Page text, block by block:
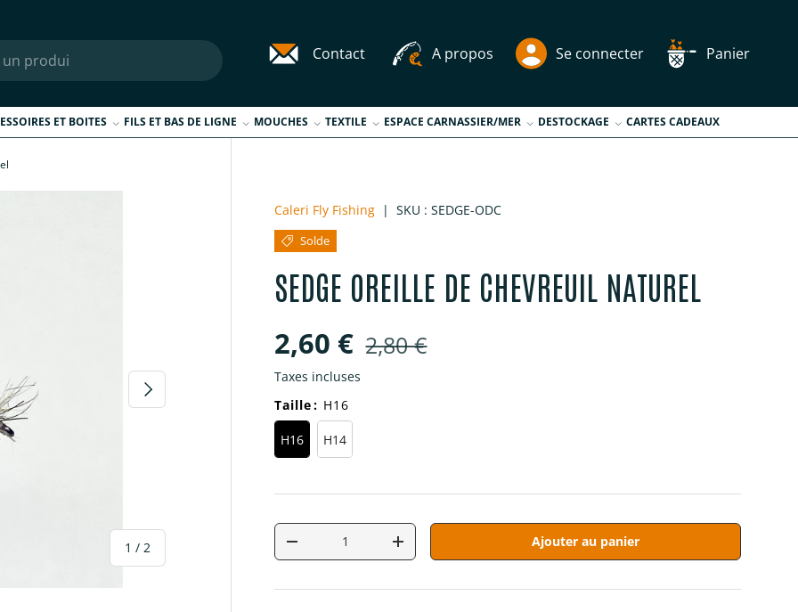
Contact A propos Se connecter Panier
ET BOITES FILS ET BAS DE LIGNE MOUCHES TEXTILE ESPACE CARNASSIER/MER DESTOCKAGE CARTES CADEAUX
1 /de
2
Suivant
Caleri Fly Fishing |SKU : SEDGE-ODC
Solde
SEDGE OREILLE DE CHEVREUIL NATUREL
Prix soldé
2,60 € Prix habituel
2,80 €
Taxes incluses
Taille: H16
H16 H14
Qté
Diminuer la quantitéAugmenter la quantitéAjouter au panier